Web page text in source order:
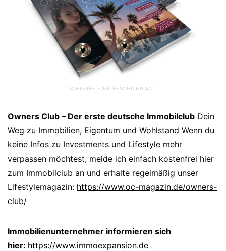
SCHREIBE EINE BESCHRIFTUNG…
Owners Club – Der erste deutsche Immobilclub Dein
Weg zu Immobilien, Eigentum und Wohlstand Wenn du
keine Infos zu Investments und Lifestyle mehr
verpassen möchtest, melde ich einfach kostenfrei hier
zum Immobilclub an und erhalte regelmäßig unser
Lifestylemagazin: https://www.oc-magazin.de/owners-
club/
Immobilienunternehmer informieren sich
hier: https://www.immoexpansion.de